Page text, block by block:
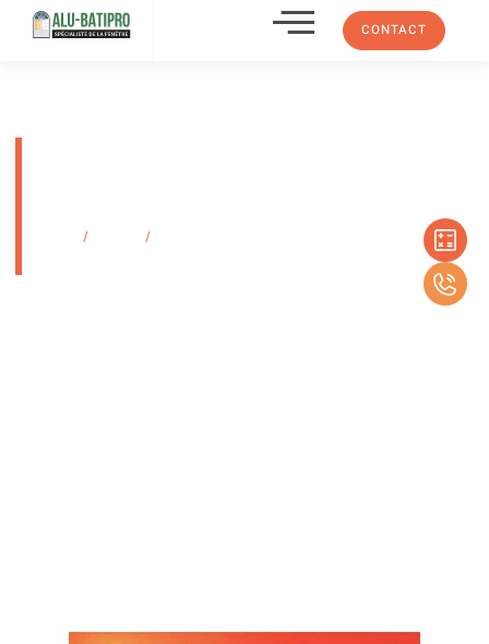
CONTACT
/ /
Installation de pergola design sur mesure à Marseille